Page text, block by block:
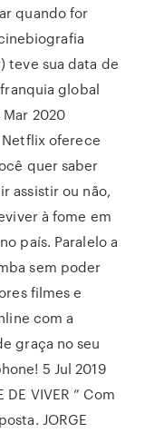
quando for
teve sua data de
global
2020
oferece
quer saber
assistir ou não,
à fome em
país. Paralelo a
sem poder
filmes e
com a
graça no seu
5 Jul 2019
VIVER ” Com
JORGE